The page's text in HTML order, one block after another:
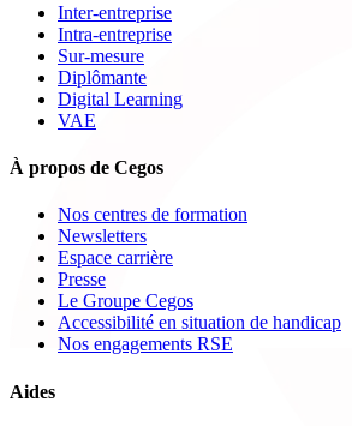
Inter-entreprise
Intra-entreprise
Sur-mesure
Diplômante
Digital Learning
VAE
À propos de Cegos
Nos centres de formation
Newsletters
Espace carrière
Presse
Le Groupe Cegos
Accessibilité en situation de handicap
Nos engagements RSE
Aides